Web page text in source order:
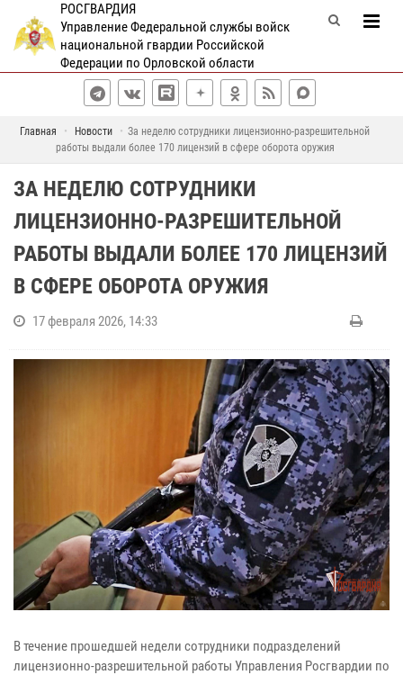
РОСГВАРДИЯ
Управление Федеральной службы войск
национальной гвардии Российской
Федерации по Орловской области
Главная Новости
За неделю сотрудники лицензионно-разрешительной
работы выдали более 170 лицензий в сфере оборота оружия
ЗА НЕДЕЛЮ СОТРУДНИКИ
ЛИЦЕНЗИОННО-РАЗРЕШИТЕЛЬНОЙ
РАБОТЫ ВЫДАЛИ БОЛЕЕ 170 ЛИЦЕНЗИЙ
В СФЕРЕ ОБОРОТА ОРУЖИЯ
17 февраля 2026, 14:33
В течение прошедшей недели сотрудники подразделений
лицензионно-разрешительной работы Управления Росгвардии по